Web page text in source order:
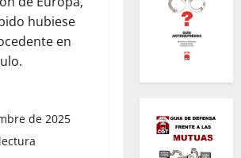
hubiese
en
de 2025